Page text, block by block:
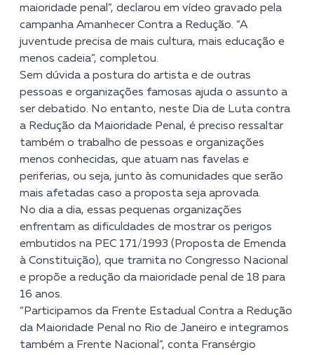
maioridade penal”, declarou em vídeo gravado pela
campanha Amanhecer Contra a Redução. “A
juventude precisa de mais cultura, mais educação e
menos cadeia”, completou.
Sem dúvida a postura do artista e de outras
pessoas e organizações famosas ajuda o assunto a
ser debatido. No entanto, neste Dia de Luta contra
a Redução da Maioridade Penal, é preciso ressaltar
também o trabalho de pessoas e organizações
menos conhecidas, que atuam nas favelas e
periferias, ou seja, junto às comunidades que serão
mais afetadas caso a proposta seja aprovada.
No dia a dia, essas pequenas organizações
enfrentam as dificuldades de mostrar os perigos
embutidos na PEC 171/1993 (Proposta de Emenda
à Constituição), que tramita no Congresso Nacional
e propõe a redução da maioridade penal de 18 para
16 anos.
“Participamos da Frente Estadual Contra a Redução
da Maioridade Penal no Rio de Janeiro e integramos
também a Frente Nacional”, conta Fransérgio